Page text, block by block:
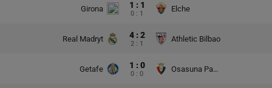
Girona 1 : 1
0 : 1
Elche
Real Madryt 4 : 2
2 : 1
Athletic Bilbao
Getafe 1 : 0
0 : 0
Osasuna Pampeluna